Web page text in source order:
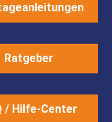
Ratgeber
/ Hilfe-Center